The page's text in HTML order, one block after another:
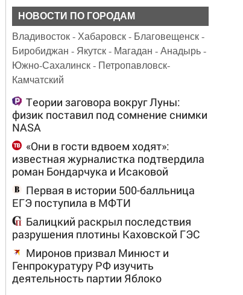
НОВОСТИ ПО ГОРОДАМ
Владивосток-Хабаровск- Благовещенск-
Биробиджан - Якутск- Магадан -Анадырь-
Южно-Сахалинск- Петропавловск-
Камчатский
Теории заговора вокруг Луны:
физик поставил под сомнение снимки
NASA
«Они в гости вдвоем ходят»:
известная журналистка подтвердила
роман Бондарчука и Исаковой
Первая в истории 500-балльница
ЕГЭ поступила в МФТИ
Балицкий раскрыл последствия
разрушения плотины Каховской ГЭС
Миронов призвал Минюст и
Генпрокуратуру РФ изучить
деятельность партии Яблоко